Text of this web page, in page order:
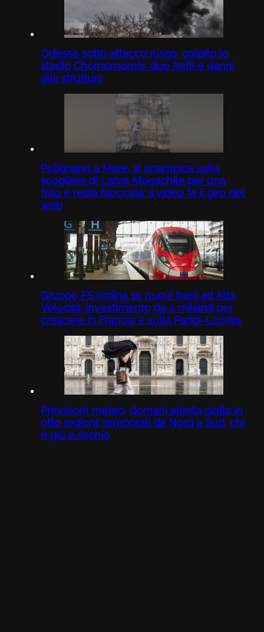
Odessa sotto attacco russo, colpito lo
stadio Chornomorets: due feriti e danni
alla struttura
Polignano a Mare, si arrampica sulla
scogliera di Lama Monachile per una
foto e resta bloccata: il video fa il giro del
web
Gruppo FS ordina 19 nuovi treni ad Alta
Velocità: investimento da 2 miliardi per
crescere in Francia e sulla Parigi-Londra
Previsioni meteo, domani allerta gialla in
otto regioni: temporali da Nord a Sud, chi
è più a rischio